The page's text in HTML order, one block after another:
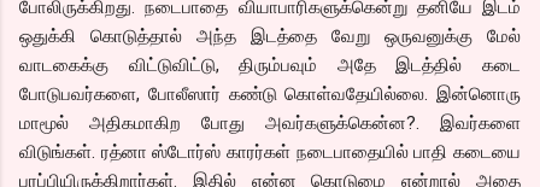
போலிருக்கிறது. நடைபாதை வியாபாரிகளுக்கென்று தனியே இடம்
ஒதுக்கி கொடுத்தால் அந்த இடத்தை வேறு ஒருவனுக்கு மேல்
வாடகைக்கு விட்டுவிட்டு, திரும்பவும் அதே இடத்தில் கடை
போடுபவர்களை, போலீஸார் கண்டு கொள்வதேயில்லை. இன்னொரு
மாமூல் அதிகமாகிற போது அவர்களுக்கென்ன?. இவர்களை
விடுங்கள். ரத்னா ஸ்டோர்ஸ் காரர்கள் நடைபாதையில் பாதி கடையை
பரப்பியிருக்கிறார்கள். இதில் என்ன கொடுமை என்றால் அதை